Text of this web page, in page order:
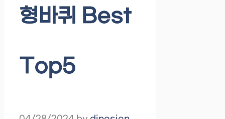
형바퀴 Best
Top5